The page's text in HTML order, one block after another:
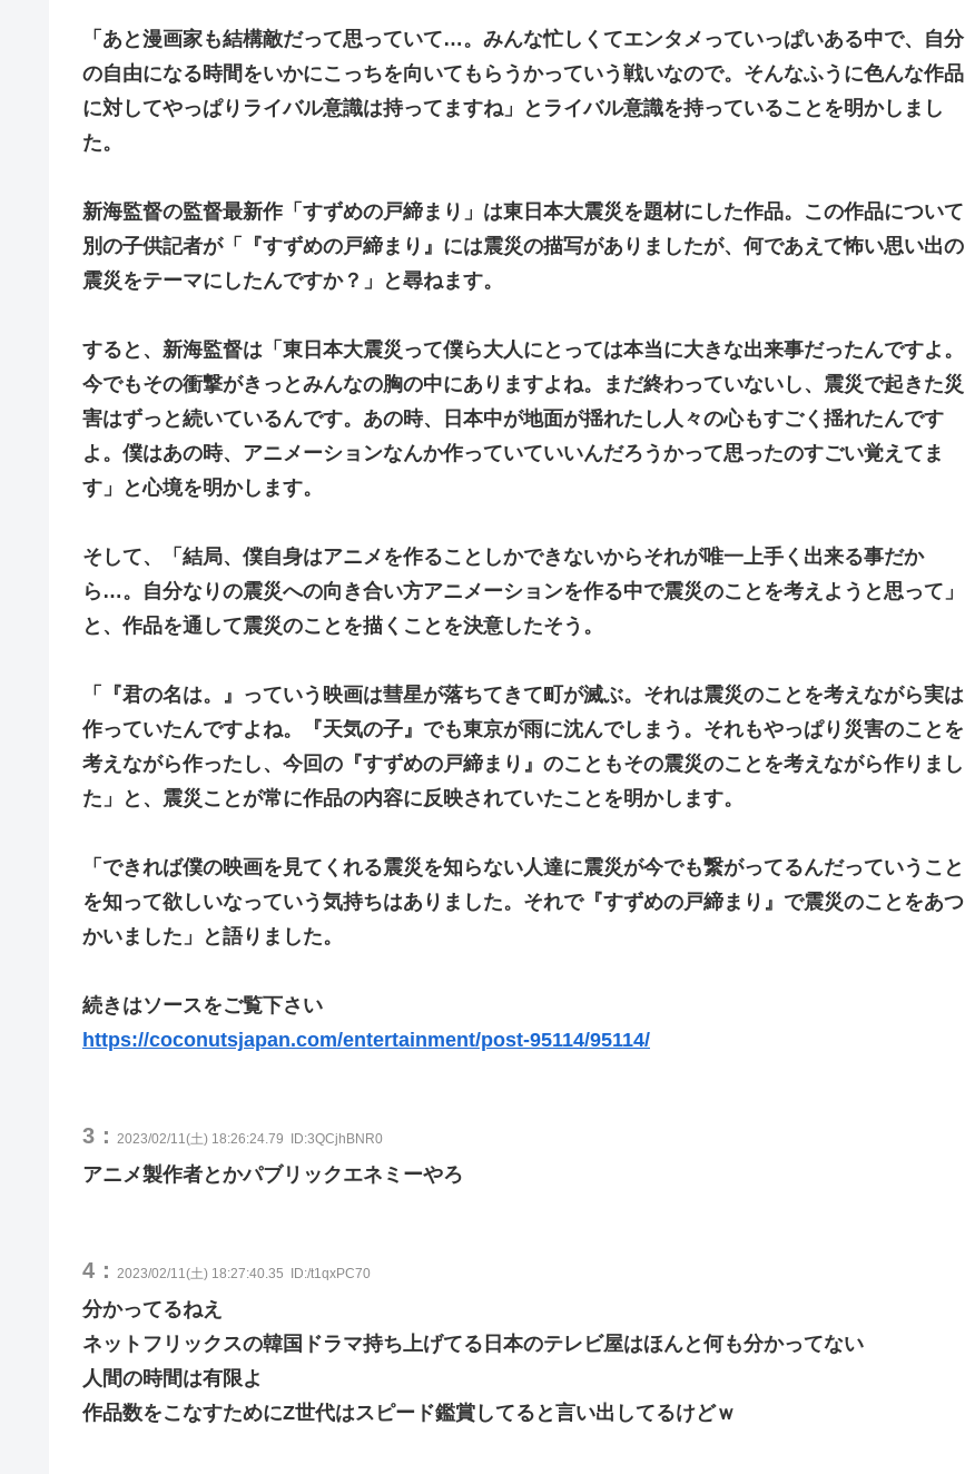
「あと漫画家も結構敵だって思っていて…。みんな忙しくてエンタメっていっぱいある中で、自分
の自由になる時間をいかにこっちを向いてもらうかっていう戦いなので。そんなふうに色んな作品
に対してやっぱりライバル意識は持ってますね」とライバル意識を持っていることを明かしまし
た。
新海監督の監督最新作「すずめの戸締まり」は東日本大震災を題材にした作品。この作品について
別の子供記者が「『すずめの戸締まり』には震災の描写がありましたが、何であえて怖い思い出の
震災をテーマにしたんですか？」と尋ねます。
すると、新海監督は「東日本大震災って僕ら大人にとっては本当に大きな出来事だったんですよ。
今でもその衝撃がきっとみんなの胸の中にありますよね。まだ終わっていないし、震災で起きた災
害はずっと続いているんです。あの時、日本中が地面が揺れたし人々の心もすごく揺れたんです
よ。僕はあの時、アニメーションなんか作っていていいんだろうかって思ったのすごい覚えてま
す」と心境を明かします。
そして、「結局、僕自身はアニメを作ることしかできないからそれが唯一上手く出来る事だか
ら…。自分なりの震災への向き合い方アニメーションを作る中で震災のことを考えようと思って」
と、作品を通して震災のことを描くことを決意したそう。
「『君の名は。』っていう映画は彗星が落ちてきて町が滅ぶ。それは震災のことを考えながら実は
作っていたんですよね。『天気の子』でも東京が雨に沈んでしまう。それもやっぱり災害のことを
考えながら作ったし、今回の『すずめの戸締まり』のこともその震災のことを考えながら作りまし
た」と、震災ことが常に作品の内容に反映されていたことを明かします。
「できれば僕の映画を見てくれる震災を知らない人達に震災が今でも繋がってるんだっていうこと
を知って欲しいなっていう気持ちはありました。それで『すずめの戸締まり』で震災のことをあつ
かいました」と語りました。
続きはソースをご覧下さい
https://coconutsjapan.com/entertainment/post-95114/95114/
3： 2023/02/11(土) 18:26:24.79 ID:3QCjhBNR0
アニメ製作者とかパブリックエネミーやろ
4： 2023/02/11(土) 18:27:40.35 ID:/t1qxPC70
分かってるねえ
ネットフリックスの韓国ドラマ持ち上げてる日本のテレビ屋はほんと何も分かってない
人間の時間は有限よ
作品数をこなすためにZ世代はスピード鑑賞してると言い出してるけどｗ